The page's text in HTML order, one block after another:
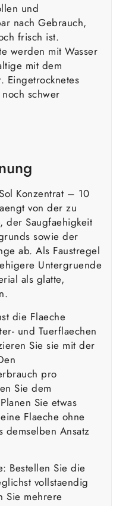
und
nach Gebrauch,
frisch ist.
werden mit Wasser
mit dem
Eingetrocknetes
schwer
Konzentrat – 10
von der zu
der Saugfaehigkeit
sowie der
ab. Als Faustregel
Untergruende
als glatte,
die Flaeche
und Tuerflaechen
Sie sie mit der
pro
Sie dem
Sie etwas
Flaeche ohne
demselben Ansatz
Bestellen Sie die
vollstaendig
Sie mehrere